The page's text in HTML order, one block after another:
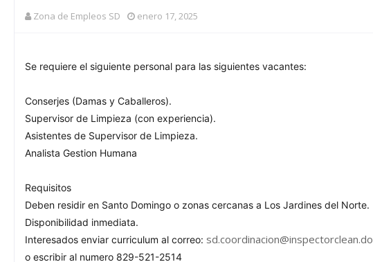
Zona de Empleos SD enero 17, 2025
Se requiere el siguiente personal para las siguientes vacantes:
Conserjes (Damas y Caballeros).
Supervisor de Limpieza (con experiencia).
Asistentes de Supervisor de Limpieza.
Analista Gestion Humana
Requisitos
Deben residir en Santo Domingo o zonas cercanas a Los Jardines del Norte.
Disponibilidad inmediata.
Interesados enviar curriculum al correo: sd.coordinacion@inspectorclean.do
o escribir al numero 829-521-2514